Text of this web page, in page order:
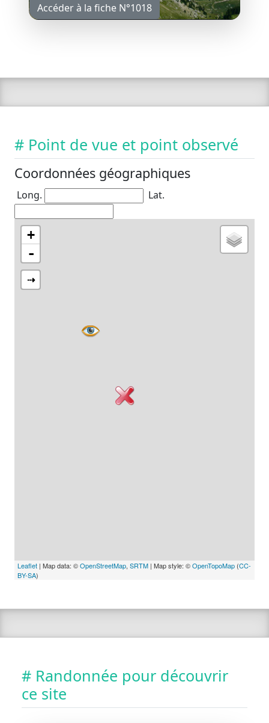
Accéder à la fiche N°1018
# Point de vue et point observé
Coordonnées géographiques
Long. Lat.
+
-
⇢
Leaflet | Map data: ©OpenStreetMap, SRTM | Map style: ©OpenTopoMap (CC-
BY-SA)
# Randonnée pour découvrir
ce site